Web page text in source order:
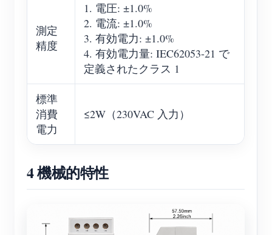
測定
精度
1. 電圧: ±1.0%
2. 電流: ±1.0%
3. 有効電力: ±1.0%
4. 有効電力量: IEC62053-21 で
定義されたクラス 1
標準
消費
電力
≤2W（230VAC 入力）
4 機械的特性